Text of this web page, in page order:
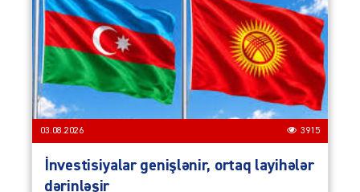
03.08.2026 3915
İnvestisiyalar genişlənir, ortaq layihələr
dərinləşir